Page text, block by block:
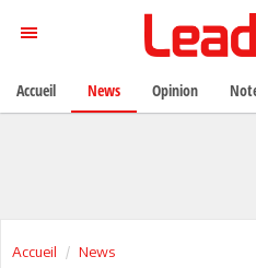
Accueil News
Accueil News Opinion